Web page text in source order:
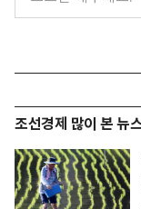
조선경제 많이 본 뉴